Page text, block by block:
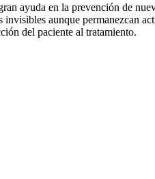
ayuda en la prevención de
aunque permanezcan
del paciente al tratamiento.